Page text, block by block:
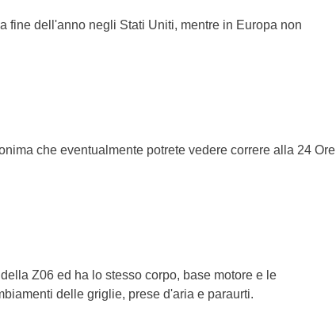
fine dell'anno negli Stati Uniti, mentre in Europa non
che eventualmente potrete vedere correre alla 24 Ore
Z06 ed ha lo stesso corpo, base motore e le
delle griglie, prese d'aria e paraurti.